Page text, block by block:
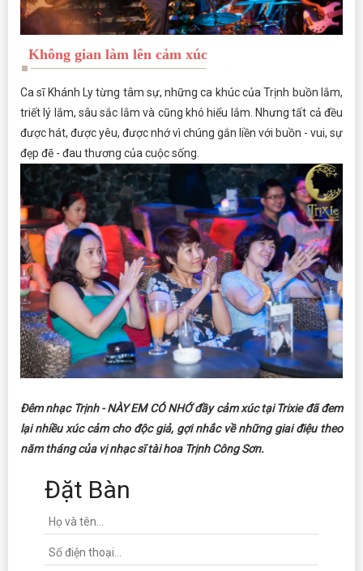
Không gian làm lên cảm xúc
Ca sĩ Khánh Ly từng tâm sự, những ca khúc của Trịnh buồn lắm,
triết lý lắm, sâu sắc lắm và cũng khó hiểu lắm. Nhưng tất cả đều
được hát, được yêu, được nhớ vì chúng gắn liền với buồn - vui, sự
đẹp đẽ - đau thương của cuộc sống.
Đêm nhạc Trịnh - NÀY EM CÓ NHỚ đầy cảm xúc tại Trixie đã đem
lại nhiều xúc cảm cho độc giả, gợi nhắc về những giai điệu theo
năm tháng của vị nhạc sĩ tài hoa Trịnh Công Sơn.
Đặt Bàn